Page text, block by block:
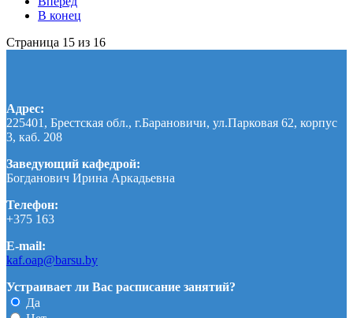
В конец
Страница 15 из 16
Адрес:
225401, Брестская обл., г.Барановичи, ул.Парковая 62, корпус
3, каб. 208
Заведующий кафедрой:
Богданович Ирина Аркадьевна
Телефон:
+375 163
E-mail:
kaf.oap@barsu.by
Устраивает ли Вас расписание занятий?
Да